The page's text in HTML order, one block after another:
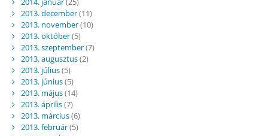
2013. december(11)
2013. november(10)
2013. október(5)
2013. szeptember(7)
2013. augusztus(2)
2013. július(5)
2013. június(5)
2013. május(14)
2013. április(7)
2013. március(6)
2013. február(5)